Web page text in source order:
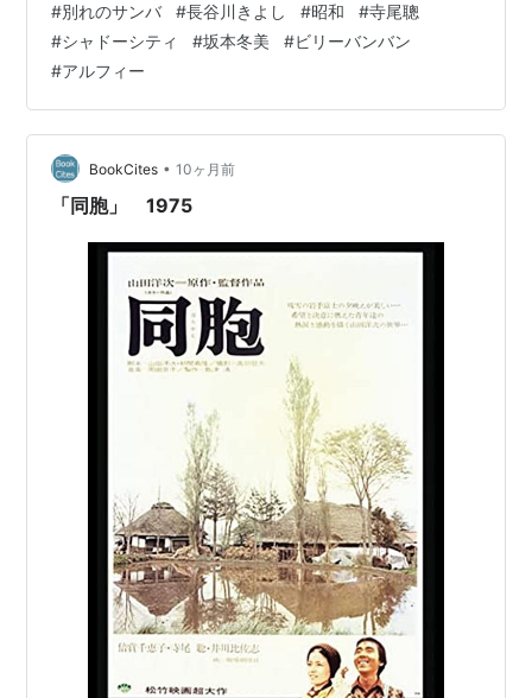
と。 なんか演奏にたいして、歌詞がだいぶ字あまりとい
うか、語呂が悪いというか、そこにちょっと引っ掛かる
ものを感じつつも、ここ最近初めて聴いた曲の中では一
番グッとくるものがありました。 当時のPV？↓
youtu.be 浮世に流れている音楽は、《YeahYeah・
WoWWoW》系のアップテン…
#別れのサンバ #長谷川きよし #昭和 #寺尾聰
#シャドーシティ #坂本冬美 #ビリーバンバン
#アルフィー
BookCites • 10ヶ月前
「同胞」 1975